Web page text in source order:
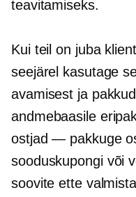
teavitamiseks.
Kui teil on juba
seejärel kasutage
avamisest ja
andmebaasile
ostjad — pakkuge
sooduskupongi või
soovite ette